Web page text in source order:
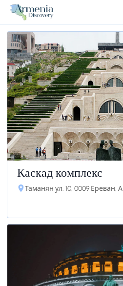
Каскад комплекс
Таманян ул. 10, 0009 Ереван,